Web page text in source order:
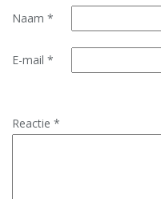
Naam *
E-mail *
Reactie *